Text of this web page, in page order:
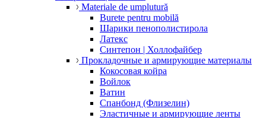
Materiale de umplutură
Burete pentru mobilă
Шарики пенополистирола
Латекс
Синтепон | Холлофайбер
Прокладочные и армирующие материалы
Кокосовая койра
Войлок
Ватин
Спанбонд (Флизелин)
Эластичные и армирующие ленты